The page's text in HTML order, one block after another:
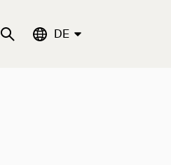
Suche Aktuelle Sprache:
DE